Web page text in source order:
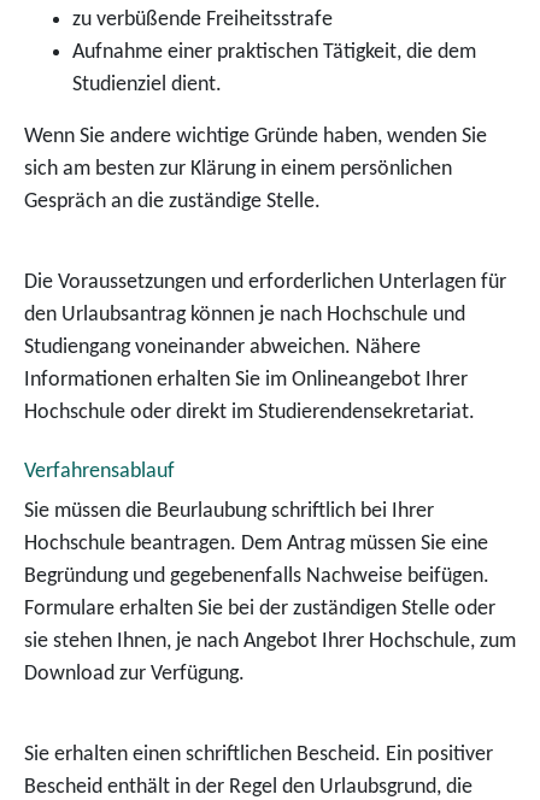
zu verbüßende Freiheitsstrafe
Aufnahme einer praktischen Tätigkeit, die dem
Studienziel dient.
Wenn Sie andere wichtige Gründe haben, wenden Sie
sich am besten zur Klärung in einem persönlichen
Gespräch an die zuständige Stelle.
Die Voraussetzungen und erforderlichen Unterlagen für
den Urlaubsantrag können je nach Hochschule und
Studiengang voneinander abweichen. Nähere
Informationen erhalten Sie im Onlineangebot Ihrer
Hochschule oder direkt im Studierendensekretariat.
Verfahrensablauf
Sie müssen die Beurlaubung schriftlich bei Ihrer
Hochschule beantragen. Dem Antrag müssen Sie eine
Begründung und gegebenenfalls Nachweise beifügen.
Formulare erhalten Sie bei der zuständigen Stelle oder
sie stehen Ihnen, je nach Angebot Ihrer Hochschule, zum
Download zur Verfügung.
Sie erhalten einen schriftlichen Bescheid. Ein positiver
Bescheid enthält in der Regel den Urlaubsgrund, die